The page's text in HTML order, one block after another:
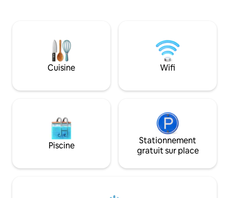
min à pied de la plage. - Stationnement
pour 7 voitures maximum - Le tarif de
base couvre jusqu'à 4 personnes, avec
des frais de 40 $ par personne
et une vue
montagnes.
plage de Chame
récemment
Cuisine Wifi
Piscine
Stationnement
gratuit sur place